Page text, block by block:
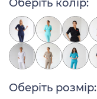
Оберіть колір:
Оберіть розмір: